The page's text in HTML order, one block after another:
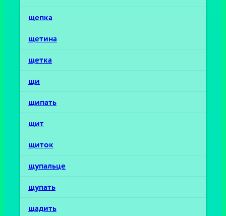
щепка
щетина
щетка
щи
щипать
щит
щиток
щупальце
щупать
щадить